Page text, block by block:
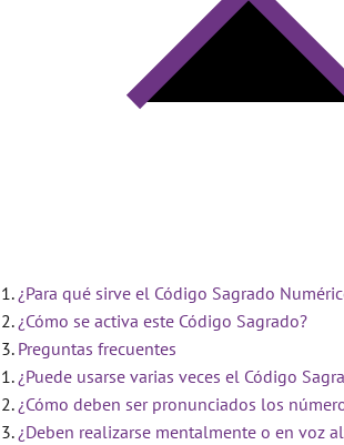
¿Para qué sirve el Código Sagrado
¿Cómo se activa este Código Sagrado?
Preguntas frecuentes
¿Puede usarse varias veces el Código
¿Cómo deben ser pronunciados los
¿Deben realizarse mentalmente o en voz